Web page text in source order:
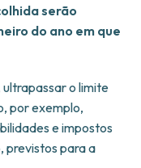
serão
do ano em que
ultrapassar o limite
por exemplo,
e impostos
previstos para a